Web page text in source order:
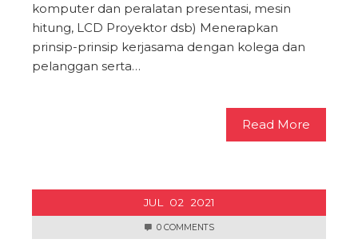
komputer dan peralatan presentasi, mesin
hitung, LCD Proyektor dsb) Menerapkan
prinsip-prinsip kerjasama dengan kolega dan
pelanggan serta…
Read More
JUL 02 2021
0 COMMENTS